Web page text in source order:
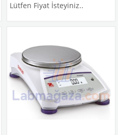
Lütfen Fiyat İsteyiniz..